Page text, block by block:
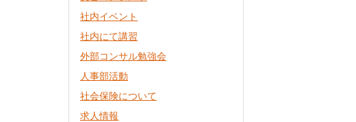
社内イベント
社内にて講習
外部コンサル勉強会
人事部活動
社会保険について
求人情報